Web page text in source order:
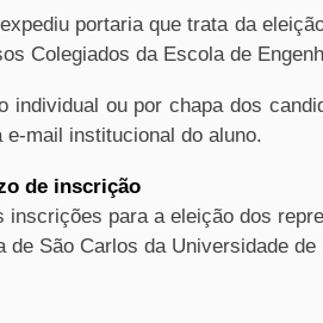
portaria que trata da
Colegiados da Escola de
individual ou por chapa dos
mail institucional do aluno.
de inscrição
inscrições para a eleição dos
de São Carlos da Universidade